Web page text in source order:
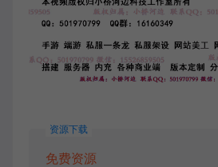
资源下载
免费资源